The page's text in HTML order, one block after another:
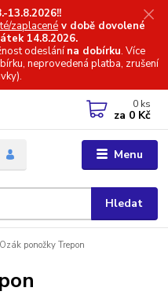
13.8.2026!!
zaplacené v době dovolené
14.8.2026.
odeslánína dobírku. Více
neprovedená platba, zrušení
Menu
Hledat
0 ks
za 0 Kč
Ozák ponožky Trepon